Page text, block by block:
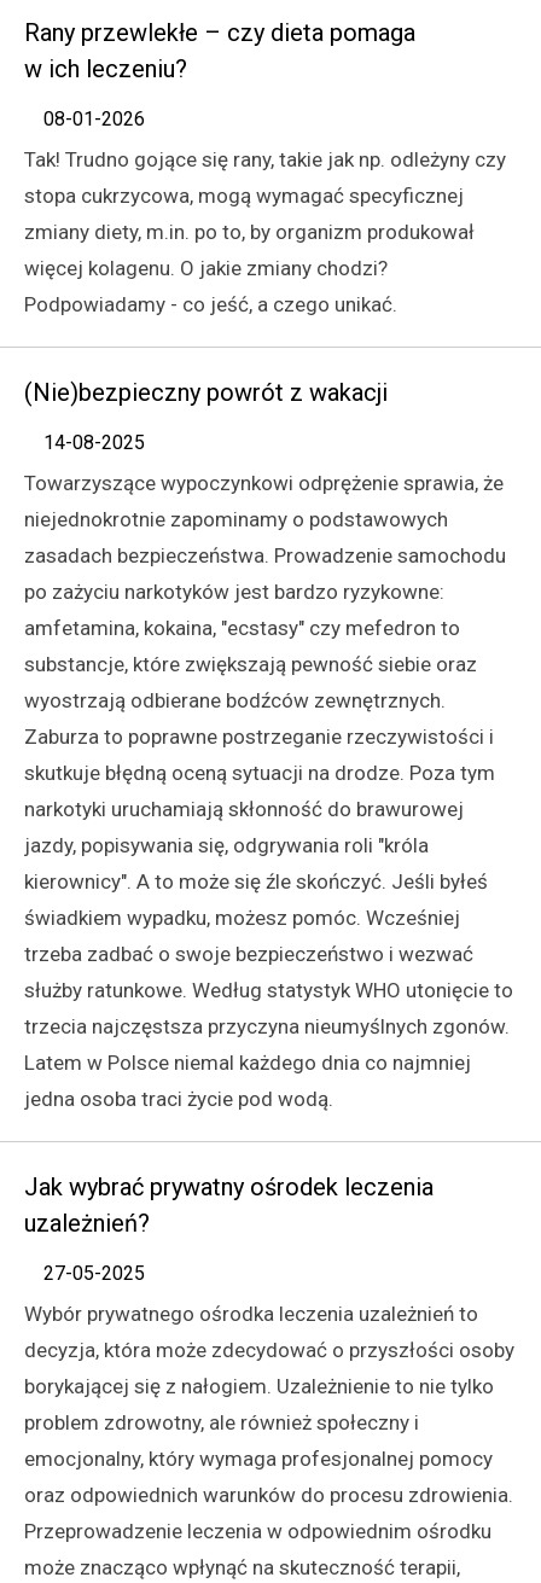
Rany przewlekłe – czy dieta pomaga
w ich leczeniu?
08-01-2026
Tak! Trudno gojące się rany, takie jak np. odleżyny czy
stopa cukrzycowa, mogą wymagać specyficznej
zmiany diety, m.in. po to, by organizm produkował
więcej kolagenu. O jakie zmiany chodzi?
Podpowiadamy - co jeść, a czego unikać.
(Nie)bezpieczny powrót z wakacji
14-08-2025
Towarzyszące wypoczynkowi odprężenie sprawia, że
niejednokrotnie zapominamy o podstawowych
zasadach bezpieczeństwa. Prowadzenie samochodu
po zażyciu narkotyków jest bardzo ryzykowne:
amfetamina, kokaina, "ecstasy" czy mefedron to
substancje, które zwiększają pewność siebie oraz
wyostrzają odbierane bodźców zewnętrznych.
Zaburza to poprawne postrzeganie rzeczywistości i
skutkuje błędną oceną sytuacji na drodze. Poza tym
narkotyki uruchamiają skłonność do brawurowej
jazdy, popisywania się, odgrywania roli "króla
kierownicy". A to może się źle skończyć. Jeśli byłeś
świadkiem wypadku, możesz pomóc. Wcześniej
trzeba zadbać o swoje bezpieczeństwo i wezwać
służby ratunkowe. Według statystyk WHO utonięcie to
trzecia najczęstsza przyczyna nieumyślnych zgonów.
Latem w Polsce niemal każdego dnia co najmniej
jedna osoba traci życie pod wodą.
Jak wybrać prywatny ośrodek leczenia
uzależnień?
27-05-2025
Wybór prywatnego ośrodka leczenia uzależnień to
decyzja, która może zdecydować o przyszłości osoby
borykającej się z nałogiem. Uzależnienie to nie tylko
problem zdrowotny, ale również społeczny i
emocjonalny, który wymaga profesjonalnej pomocy
oraz odpowiednich warunków do procesu zdrowienia.
Przeprowadzenie leczenia w odpowiednim ośrodku
może znacząco wpłynąć na skuteczność terapii,